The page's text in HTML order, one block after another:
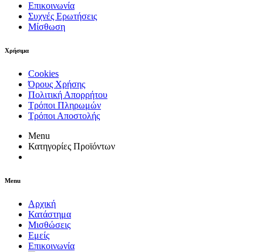
Επικοινωνία
Συχνές Ερωτήσεις
Μίσθωση
Χρήσιμα
Cookies
Όρους Χρήσης
Πολιτική Απορρήτου
Τρόποι Πληρωμών
Τρόποι Αποστολής
Menu
Κατηγορίες Προϊόντων
Menu
Αρχική
Κατάστημα
Μισθώσεις
Εμείς
Επικοινωνία